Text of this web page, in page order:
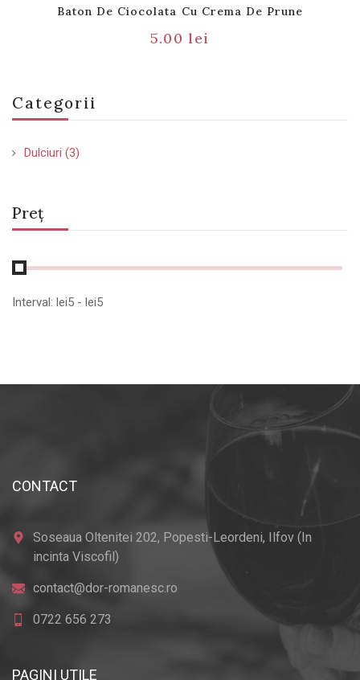
Categorii
Dulciuri (3)
Preț
Interval: lei5 - lei5
Baton De Ciocolata Cu Crema De Prune
5.00lei
CONTACT
Soseaua Oltenitei 202, Popesti-Leordeni, Ilfov (In
incinta Viscofil)
contact@dor-romanesc.ro
0722 656 273
PAGINI UTILE